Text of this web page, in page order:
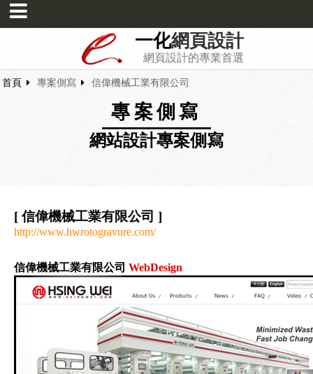
一化網頁設計
網頁設計的專業首選
首頁 專案側寫 信偉機械工業有限公司
專案側寫
網站設計專案側寫
[ 信偉機械工業有限公司 ]
http://www.hwrotogravure.com/
信偉機械工業有限公司 WebDesign